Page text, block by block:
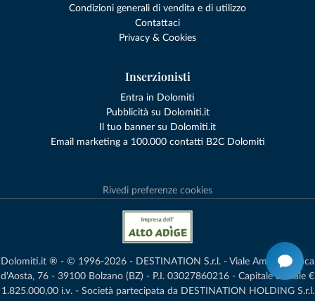
Condizioni generali di vendita e di utilizzo
Contattaci
Privacy & Cookies
Inserzionisti
Entra in Dolomiti
Pubblicità su Dolomiti.it
Il tuo banner su Dolomiti.it
Email marketing a 100.000 contatti B2C Dolomiti
Rivedi preferenze cookies
Dolomiti.it ® - © 1996-2026 - DESTINATION S.r.l. - Viale Amedeo Duca
d'Aosta, 76 - 39100 Bolzano (BZ) - P.I. 03027860216 - Capitale Sociale €
1.825.000,00 i.v. - Società partecipata da DESTINATION HOLDING S.r.l.